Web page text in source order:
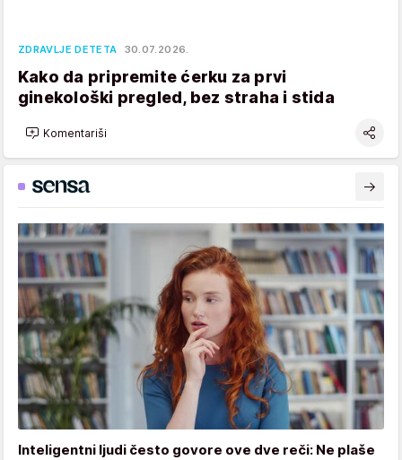
ZDRAVLJE DETETA 30.07.2026.
Kako da pripremite ćerku za prvi
ginekološki pregled, bez straha i stida
Komentariši
Inteligentni ljudi često govore ove dve reči: Ne plaše